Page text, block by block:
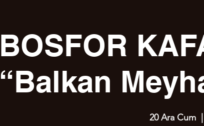
BOSFOR
“Balkan
20 Ara Cum